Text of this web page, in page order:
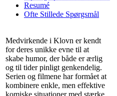
Resumé
Ofte Stillede Spørgsmål
Medvirkende i Klovn er kendt
for deres unikke evne til at
skabe humor, der både er ærlig
og til tider pinligt genkendelig.
Serien og filmene har formået at
kombinere enkle, men effektive
komiske situationer med stærke